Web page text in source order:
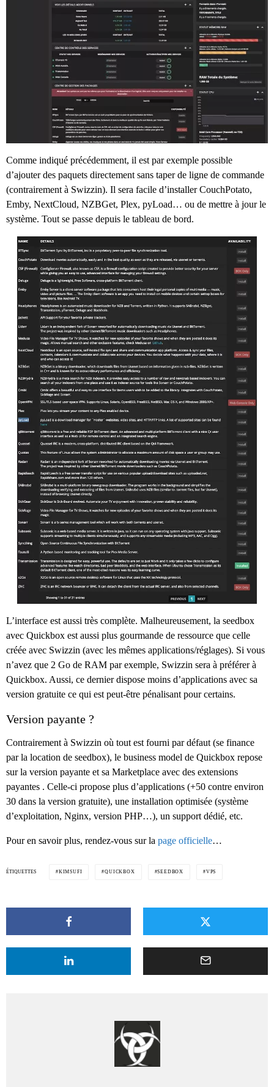
Comme indiqué précédemment, il est par exemple possible
d’ajouter des paquets directement sans taper de ligne de commande
(contrairement à Swizzin). Il sera facile d’installer CouchPotato,
Emby, NextCloud, NZBGet, Plex, pyLoad… ou de mettre à jour le
système. Tout se passe depuis le tableau de bord.
L’interface est aussi très complète. Malheureusement, la seedbox
avec Quickbox est aussi plus gourmande de ressource que celle
créée avec Swizzin (avec les mêmes applications/réglages). Si vous
n’avez que 2 Go de RAM par exemple, Swizzin sera à préférer à
Quickbox. Aussi, ce dernier dispose moins d’applications avec sa
version gratuite ce qui est peut-être pénalisant pour certains.
Version payante ?
Contrairement à Swizzin où tout est fourni par défaut (se finance
par la location de seedbox), le business model de Quickbox repose
sur la version payante et sa Marketplace avec des extensions
payantes . Celle-ci propose plus d’applications (+50 contre environ
30 dans la version gratuite), une installation optimisée (système
d’exploitation, Nginx, version PHP…), un support dédié, etc.
Pour en savoir plus, rendez-vous sur la page officielle…
ÉTIQUETTES KIMSUFI QUICKBOX SEEDBOX VPS